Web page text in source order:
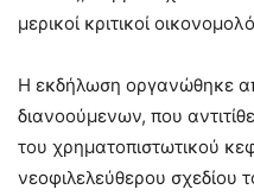
μερικοί κριτικοί
Η εκδήλωση οργανώθηκε
διανοούμενων, που
του χρηματοπιστωτικού
νεοφιλελεύθερου σχεδίου